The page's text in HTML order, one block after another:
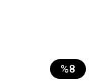
%8